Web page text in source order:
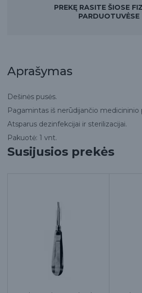
PREKĘ RASITE ŠIOSE
PARDUOTUVĖSE
Aprašymas
Dešinės pusės.
Pagamintas iš nerūdijančio medicininio
Atsparus dezinfekcijai ir sterilizacijai.
Pakuotė: 1 vnt.
Susijusios prekės